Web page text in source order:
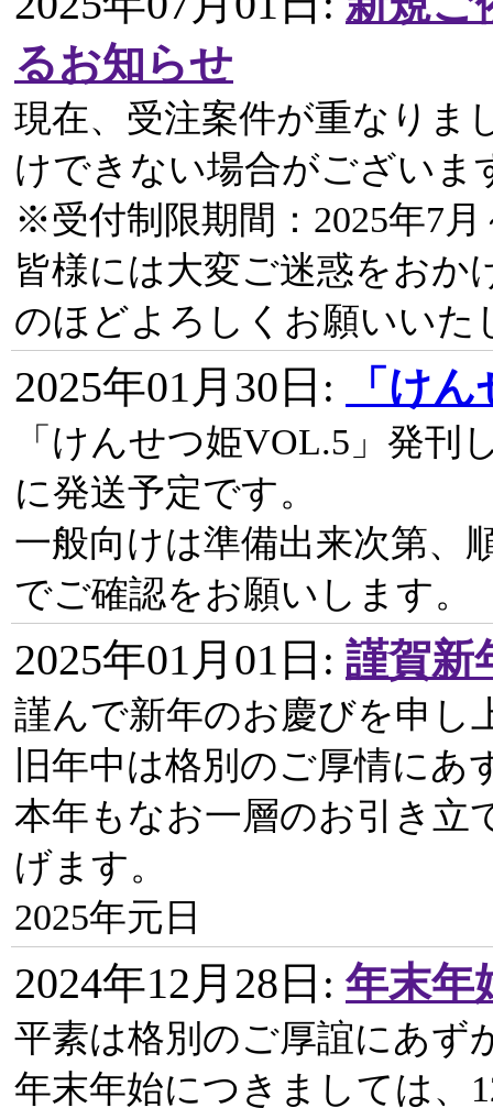
るお知らせ
現在、受注案件が重なりま
けできない場合がございま
※受付制限期間：2025年7月
皆様には大変ご迷惑をおか
のほどよろしくお願いいた
2025年01月30日 : 「け
「けんせつ姫VOL.5」発刊
に発送予定です。
一般向けは準備出来次第、
でご確認をお願いします。
2025年01月01日 : 謹賀新
謹んで新年のお慶びを申し
旧年中は格別のご厚情に
本年もなお一層のお引き立
げます。
2025年元日
2024年12月28日 : 年末年
平素は格別のご厚誼にあず
年末年始につきましては、